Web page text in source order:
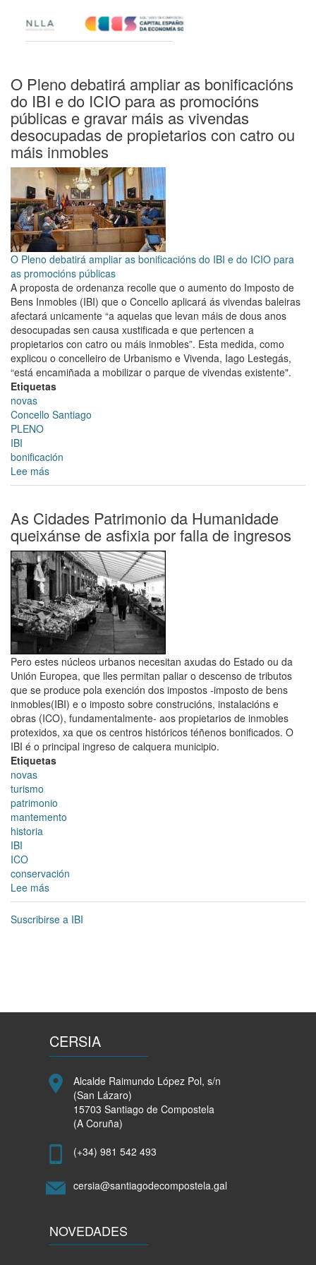
O Pleno debatirá ampliar as bonificacións
do IBI e do ICIO para as promocións
públicas e gravar máis as vivendas
desocupadas de propietarios con catro ou
máis inmobles
O Pleno debatirá ampliar as bonificacións do IBI e do ICIO para
as promocións públicas
A proposta de ordenanza recolle que o aumento do Imposto de
Bens Inmobles (IBI) que o Concello aplicará ás vivendas baleiras
afectará unicamente “a aquelas que levan máis de dous anos
desocupadas sen causa xustificada e que pertencen a
propietarios con catro ou máis inmobles”. Esta medida, como
explicou o concelleiro de Urbanismo e Vivenda, Iago Lestegás,
“está encamiñada a mobilizar o parque de vivendas existente".
Etiquetas
novas
Concello Santiago
PLENO
IBI
bonificación
Lee más
O
debatirá
ampliar
as
bonificacións
do
IBI
e
do
ICIO
para
as
promocións
públicas
e
gravar
máis
as
vivendas
desocupadas
con
catro
As Cidades Patrimonio da Humanidade
queixánse de asfixia por falla de ingresos
Pero estes núcleos urbanos necesitan axudas do Estado ou da
Unión Europea, que lles permitan paliar o descenso de tributos
que se produce pola exención dos impostos -imposto de bens
inmobles(IBI) e o imposto sobre construcións, instalacións e
obras (ICO), fundamentalmente- aos propietarios de inmobles
protexidos, xa que os centros históricos téñenos bonificados. O
IBI é o principal ingreso de calquera municipio.
Etiquetas
novas
turismo
patrimonio
mantemento
historia
IBI
ICO
conservación
Lee más
As
Cidades
por
de
ingresos
Suscribirse a IBI
CERSIA
Alcalde Raimundo López Pol, s/n
(San Lázaro)
15703 Santiago de Compostela
(A Coruña)
(+34) 981 542 493
cersia@santiagodecompostela.gal
NOVEDADES